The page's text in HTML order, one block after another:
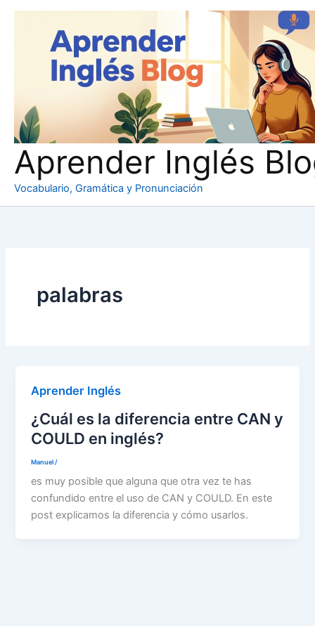
Aprender Inglés
Vocabulario, Gramática y Pronunciación
palabras
Aprender Inglés
¿Cuál es la diferencia entre CAN y
COULD en inglés?
Manuel/
es muy posible que alguna que otra vez te has
confundido entre el uso de CAN y COULD. En este
post explicamos la diferencia y cómo usarlos.